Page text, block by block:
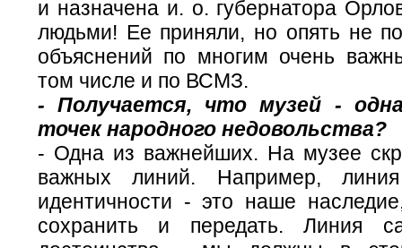
и назначена и. о. губернатора
людьми! Ее приняли, но опять не
объяснений по многим очень
том числе и по ВСМЗ.
- Получается, что музей -
точек народного недовольства?
- Одна из важнейших. На музее
важных линий. Например, линия
идентичности - это наше
сохранить и передать. Линия